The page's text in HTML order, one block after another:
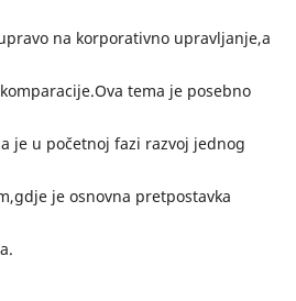
na korporativno upravljanje,a
tema je posebno
je u početnoj fazi razvoj jednog
je osnovna pretpostavka